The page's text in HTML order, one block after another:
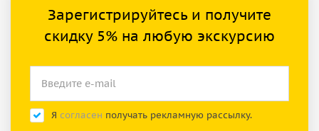
Зарегистрируйтесь и получите
скидку 5% на любую экскурсию
Я согласен получать рекламную рассылку.